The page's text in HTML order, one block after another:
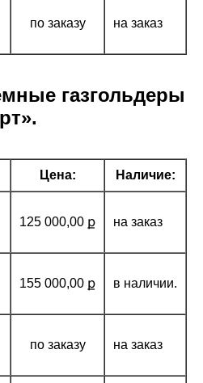
по заказу на заказ
газгольдеры
Цена: Наличие:
125 000,00 ք на заказ
155 000,00 ք в наличии.
по заказу на заказ